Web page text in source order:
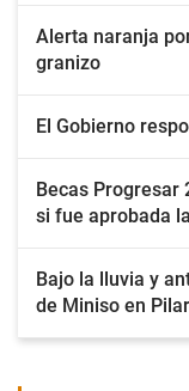
Alerta naranja
granizo
El Gobierno
Becas Progresar
si fue aprobada
Bajo la lluvia y
de Miniso en Pilar